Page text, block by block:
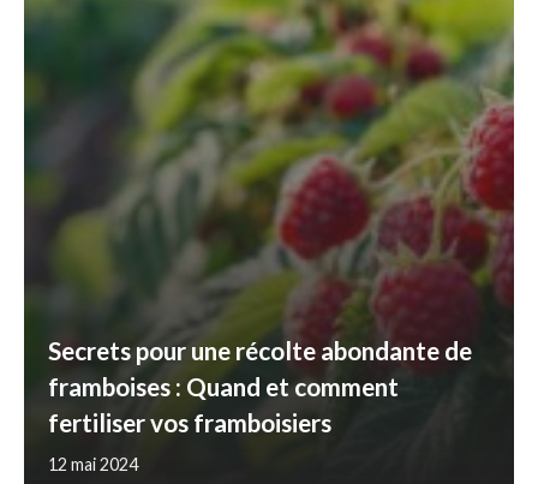
Secrets pour une récolte abondante de
framboises : Quand et comment
fertiliser vos framboisiers
12 mai 2024